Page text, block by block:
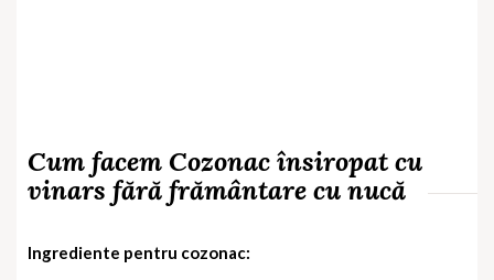
Cum facem Cozonac însiropat cu
vinars fără frământare cu nucă
Ingrediente pentru cozonac: